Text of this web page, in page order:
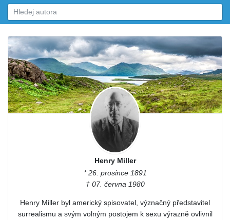
Henry Miller
* 26. prosince 1891
† 07. června 1980
Henry Miller byl americký spisovatel, význačný představitel
surrealismu a svým volným postojem k sexu výrazně ovlivnil